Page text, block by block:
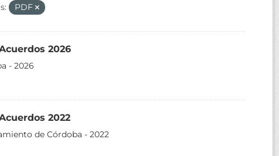
PDF
2026
- 2026
2022
de Córdoba - 2022